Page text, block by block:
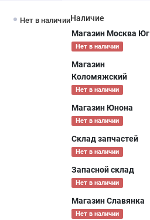
Нет в наличииНаличие
Магазин Москва Юг
Нет в наличии
Магазин
Коломяжский
Нет в наличии
Магазин Юнона
Нет в наличии
Склад запчастей
Нет в наличии
Запасной склад
Нет в наличии
Магазин Славянка
Нет в наличии